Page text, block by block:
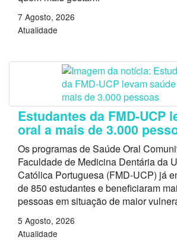
7 Agosto, 2026
Atualidade
Estudantes da FMD-UCP
oral a mais de 3.000
Os programas de Saúde Oral
Faculdade de Medicina Dentária da
Católica Portuguesa (FMD-UCP) já
de 850 estudantes e beneficiaram
pessoas em situação de maior
5 Agosto, 2026
Atualidade